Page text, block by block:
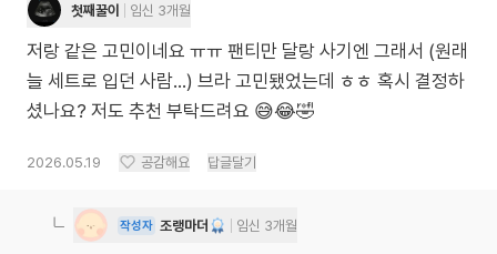
첫째꿀이 임신 3개월
저랑 같은 고민이네요 ㅠㅠ 팬티만 달랑 사기엔 그래서 (원래
늘 세트로 입던 사람...) 브라 고민됐었는데 ㅎㅎ 혹시 결정하
셨나요? 저도 추천 부탁드려요 😅😂🤣
2026.05.19 공감해요 답글달기
작성자 조랭마더 임신 3개월